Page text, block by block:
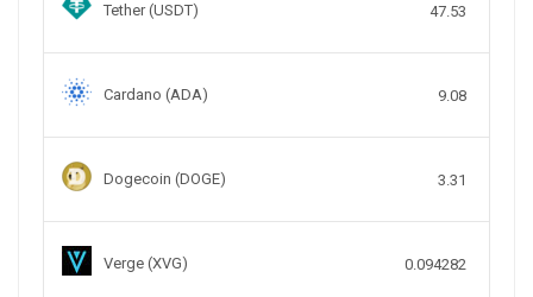
Tether (USDT) 47.53
Cardano (ADA) 9.08
Dogecoin (DOGE) 3.31
Verge (XVG) 0.094282